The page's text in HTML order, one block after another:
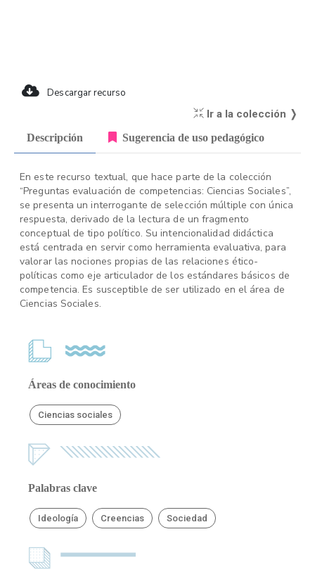
Descargar recurso
Ir a la colección ❭
Descripción Sugerencia de uso pedagógico
En este recurso textual, que hace parte de la colección
“Preguntas evaluación de competencias: Ciencias Sociales”,
se presenta un interrogante de selección múltiple con única
respuesta, derivado de la lectura de un fragmento
conceptual de tipo político. Su intencionalidad didáctica
está centrada en servir como herramienta evaluativa, para
valorar las nociones propias de las relaciones ético-
políticas como eje articulador de los estándares básicos de
competencia. Es susceptible de ser utilizado en el área de
Ciencias Sociales.
Áreas de conocimiento
Ciencias sociales
Palabras clave
Ideología Creencias Sociedad